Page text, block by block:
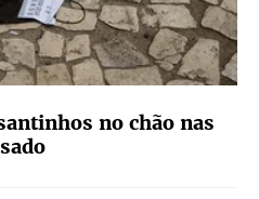
no chão nas